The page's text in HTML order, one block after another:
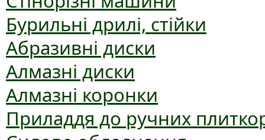
Бурильні дрилі, стійки
Абразивні диски
Алмазні диски
Алмазні коронки
Приладдя до ручних